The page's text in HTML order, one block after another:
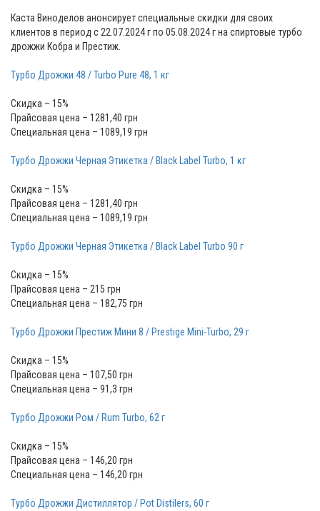
Каста Виноделов анонсирует специальные скидки для своих
клиентов в период с 22.07.2024 г по 05.08.2024 г на спиртовые турбо
дрожжи Кобра и Престиж.
Турбо Дрожжи 48 / Turbo Pure 48, 1 кг
Скидка – 15%
Прайсовая цена – 1281,40 грн
Специальная цена – 1089,19 грн
Турбо Дрожжи Черная Этикетка / Black Label Turbo, 1 кг
Скидка – 15%
Прайсовая цена – 1281,40 грн
Специальная цена – 1089,19 грн
Турбо Дрожжи Черная Этикетка / Black Label Turbo 90 г
Скидка – 15%
Прайсовая цена – 215 грн
Специальная цена – 182,75 грн
Турбо Дрожжи Престиж Мини 8 / Prestige Mini-Turbo, 29 г
Скидка – 15%
Прайсовая цена – 107,50 грн
Специальная цена – 91,3 грн
Турбо Дрожжи Ром / Rum Turbo, 62 г
Скидка – 15%
Прайсовая цена – 146,20 грн
Специальная цена – 146,20 грн
Турбо Дрожжи Дистиллятор / Pot Distilers, 60 г